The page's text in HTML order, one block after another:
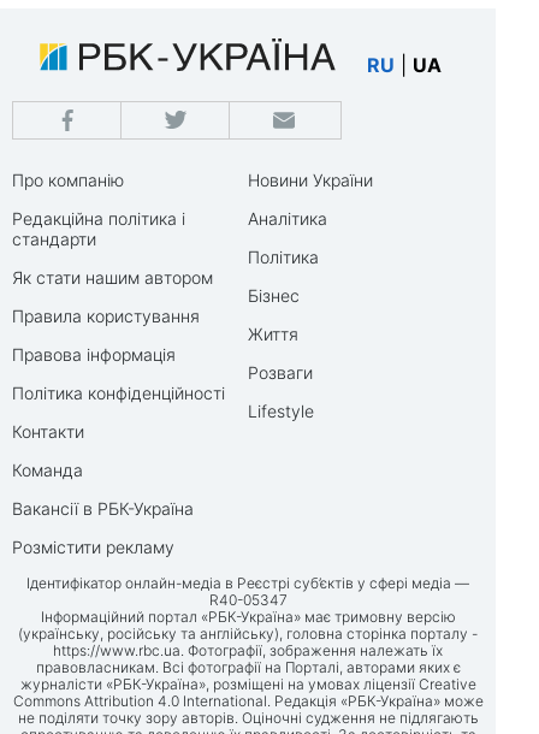
RU UA
Про компанію
Редакційна політика і
стандарти
Як стати нашим автором
Правила користування
Правова інформація
Політика конфіденційності
Контакти
Команда
Вакансії в РБК-Україна
Розмістити рекламу
Новини України
Аналітика
Політика
Бізнес
Життя
Розваги
Lifestyle
Ідентифікатор онлайн-медіа в Реєстрі суб’єктів у сфері медіа —
R40-05347
Інформаційний портал «РБК-Україна» має тримовну версію
(українську, російську та англійську), головна сторінка порталу -
https://www.rbc.ua. Фотографії, зображення належать їх
правовласникам. Всі фотографії на Порталі, авторами яких є
журналісти «РБК-Україна», розміщені на умовах ліцензії Creative
Commons Attribution 4.0 International. Редакція «РБК-Україна» може
не поділяти точку зору авторів. Оціночні судження не підлягають